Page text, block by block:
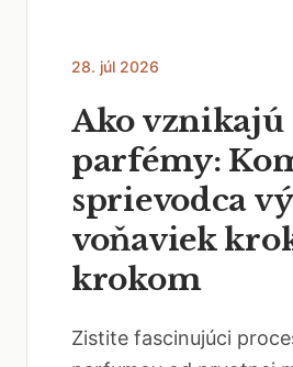
28. júl 2026
Ako vznikajú
parfémy:
sprievodca
voňaviek
krokom
Zistite fascinujúci